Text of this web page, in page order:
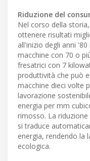
Riduzione del
Nel corso della
ottenere risultati
all'inizio degli anni
macchine con 70 o
fresatrici con 7
produttività che può
macchine dieci volte
lavorazione
energia per mm
rimosso. La
si traduce
energia, rendendo la
ecologica.